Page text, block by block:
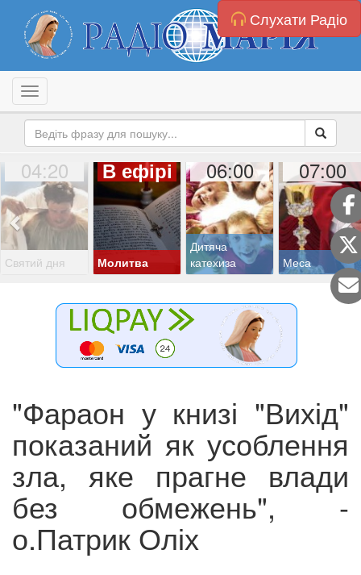
Слухати Радіо
Toggle navigation
04:20
Святий дня
В ефірі
Молитва
06:00
Дитяча
катехиза
07:00
Меса
"Фараон у книзі "Вихід"
показаний як усоблення
зла, яке прагне влади
без обмежень", -
о.Патрик Оліх